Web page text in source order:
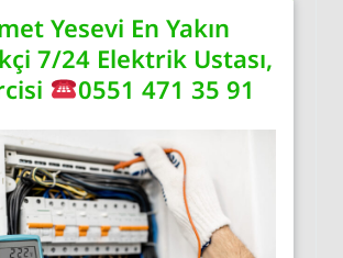
Yesevi En Yakın
7/24 Elektrik Ustası,
0551 471 35 91